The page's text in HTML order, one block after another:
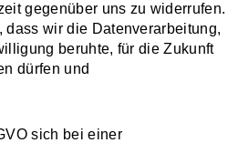
gegenüber uns zu widerrufen.
dass wir die Datenverarbeitung,
beruhte, für die Zukunft
dürfen und
sich bei einer